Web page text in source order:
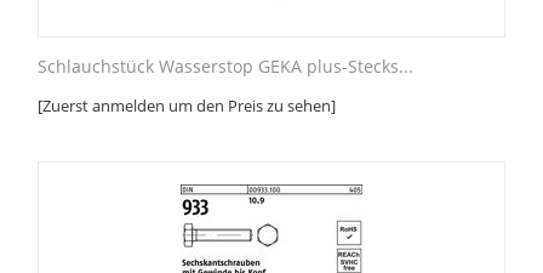
Schlauchstück Wasserstop GEKA plus-Stecks...
[Zuerst anmelden um den Preis zu sehen]